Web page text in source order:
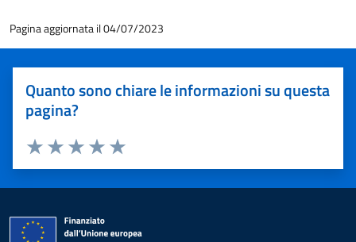
Pagina aggiornata il 04/07/2023
Quanto sono chiare le informazioni su questa
pagina?
Valuta 5 stelle su 5
Valuta 4 stelle su 5
Valuta 3 stelle su 5
Valuta 2 stelle su 5
Valuta 1 stelle su 5